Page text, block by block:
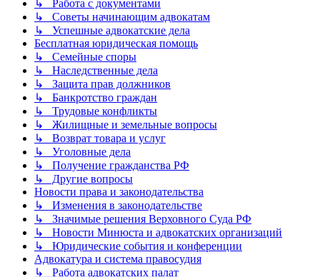
↳ Работа с документами
↳ Советы начинающим адвокатам
↳ Успешные адвокатские дела
Бесплатная юридическая помощь
↳ Семейные споры
↳ Наследственные дела
↳ Защита прав должников
↳ Банкротство граждан
↳ Трудовые конфликты
↳ Жилищные и земельные вопросы
↳ Возврат товара и услуг
↳ Уголовные дела
↳ Получение гражданства РФ
↳ Другие вопросы
Новости права и законодательства
↳ Изменения в законодательстве
↳ Значимые решения Верховного Суда РФ
↳ Новости Минюста и адвокатских организаций
↳ Юридические события и конференции
Адвокатура и система правосудия
↳ Работа адвокатских палат